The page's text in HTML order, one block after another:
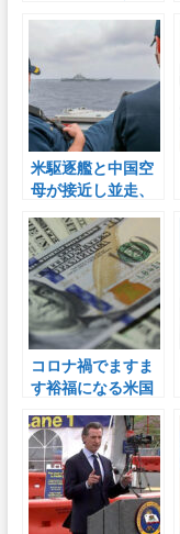
人 テキサス州
米駆逐艦と中国空
母が接近し並走、
軍
コロナ禍でますま
す裕福になる米国
1%の超富裕層が全
体の3割超の富を独
占